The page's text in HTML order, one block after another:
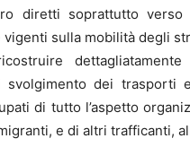
diretti soprattutto
sulla mobilità degli
svolgimento dei trasporti
di tutto l’aspetto
e di altri trafficanti,